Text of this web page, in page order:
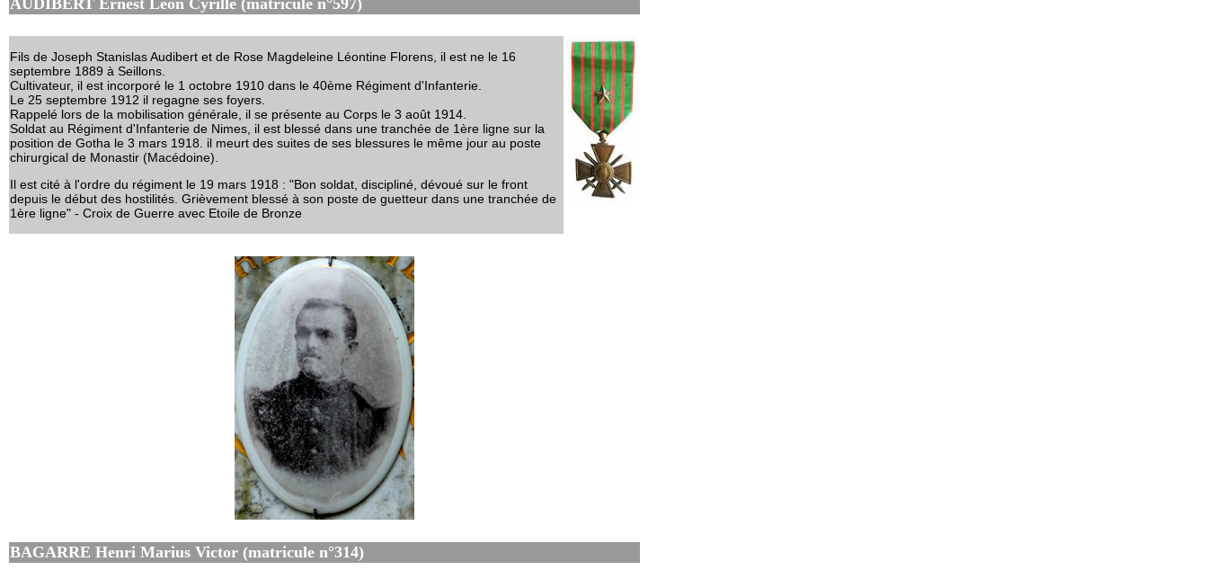
AUDIBERT Ernest Leon Cyrille (matricule n°597)
Fils de Joseph Stanislas Audibert et de Rose Magdeleine Léontine Florens, il est ne le 16
septembre 1889 à Seillons.
Cultivateur, il est incorporé le 1 octobre 1910 dans le 40ème Régiment d'Infanterie.
Le 25 septembre 1912 il regagne ses foyers.
Rappelé lors de la mobilisation générale, il se présente au Corps le 3 août 1914.
Soldat au Régiment d'Infanterie de Nimes, il est blessé dans une tranchée de 1ère ligne sur la
position de Gotha le 3 mars 1918. il meurt des suites de ses blessures le même jour au poste
chirurgical de Monastir (Macédoine).
Il est cité à l'ordre du régiment le 19 mars 1918 : "Bon soldat, discipliné, dévoué sur le front
depuis le début des hostilités. Grièvement blessé à son poste de guetteur dans une tranchée de
1ère ligne" - Croix de Guerre avec Etoile de Bronze
BAGARRE Henri Marius Victor (matricule n°314)